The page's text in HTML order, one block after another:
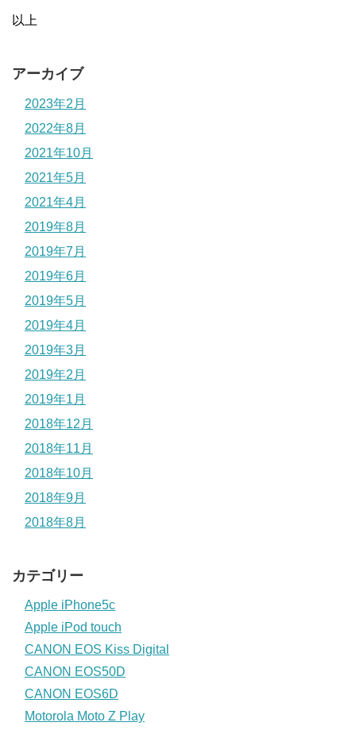
以上
アーカイブ
2023年2月
2022年8月
2021年10月
2021年5月
2021年4月
2019年8月
2019年7月
2019年6月
2019年5月
2019年4月
2019年3月
2019年2月
2019年1月
2018年12月
2018年11月
2018年10月
2018年9月
2018年8月
カテゴリー
Apple iPhone5c
Apple iPod touch
CANON EOS Kiss Digital
CANON EOS50D
CANON EOS6D
Motorola Moto Z Play